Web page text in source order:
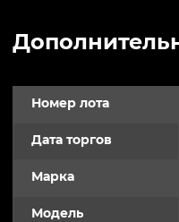
Номер лота
Дата торгов
Марка
Модель